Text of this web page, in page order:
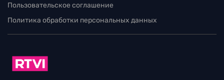
Пользовательское соглашение
Политика обработки персональных данных